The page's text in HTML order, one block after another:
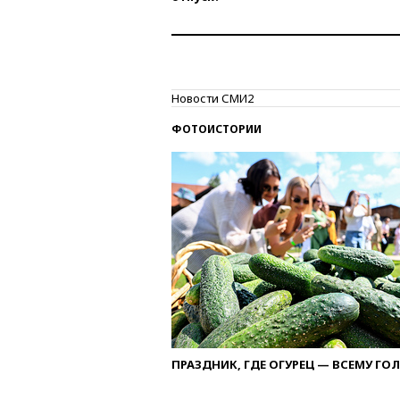
Новости СМИ2
ФОТОИСТОРИИ
ПРАЗДНИК, ГДЕ ОГУРЕЦ — ВСЕМУ